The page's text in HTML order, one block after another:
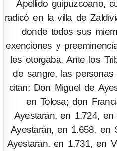
Apellido guipuzcoano,
radicó en la villa de
donde todos sus
exenciones y
les otorgaba. Ante los
de sangre, las
citan: Don Miguel de
en Tolosa; don
Ayestarán, en 1.724,
Ayestarán, en 1.658, en
Ayestarán, en 1.731, en